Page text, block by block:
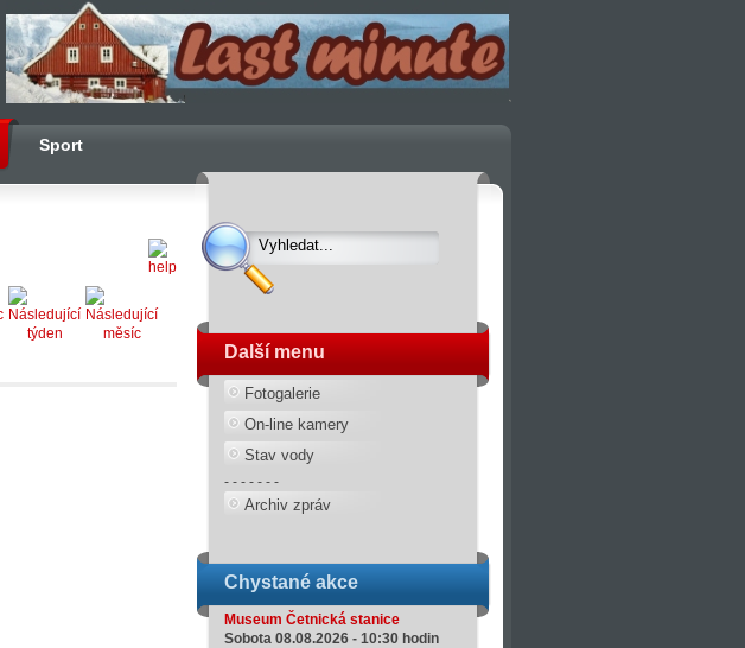
Sport
Další menu
Fotogalerie
On-line kamery
Stav vody
- - - - - - -
Archiv zpráv
Chystané akce
Museum Četnická stanice
Sobota 08.08.2026 - 10:30 hodin